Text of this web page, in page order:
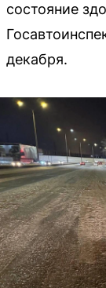
состояние
декабря.